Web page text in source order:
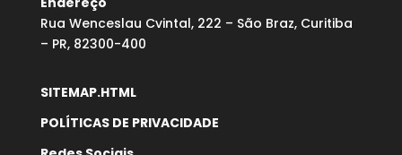
Rua Wenceslau Cvintal, 222 – São Braz, Curitiba
– PR, 82300-400
SITEMAP.HTML
POLÍTICAS DE PRIVACIDADE